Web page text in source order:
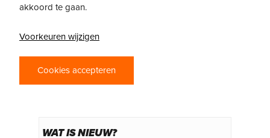
WAT IS NIEUW?
akkoord te gaan.
Voorkeuren wijzigen
Cookies accepteren